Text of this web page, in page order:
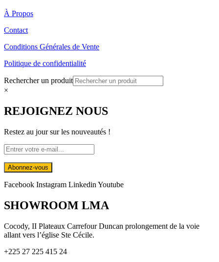
À Propos
Contact
Conditions Générales de Vente
Politique de confidentialité
Rechercher un produit
×
REJOIGNEZ NOUS
Restez au jour sur les nouveautés !
Facebook Instagram Linkedin Youtube
SHOWROOM LMA
Cocody, II Plateaux Carrefour Duncan prolongement de la voie
allant vers l’église Ste Cécile.
+225 27 225 415 24